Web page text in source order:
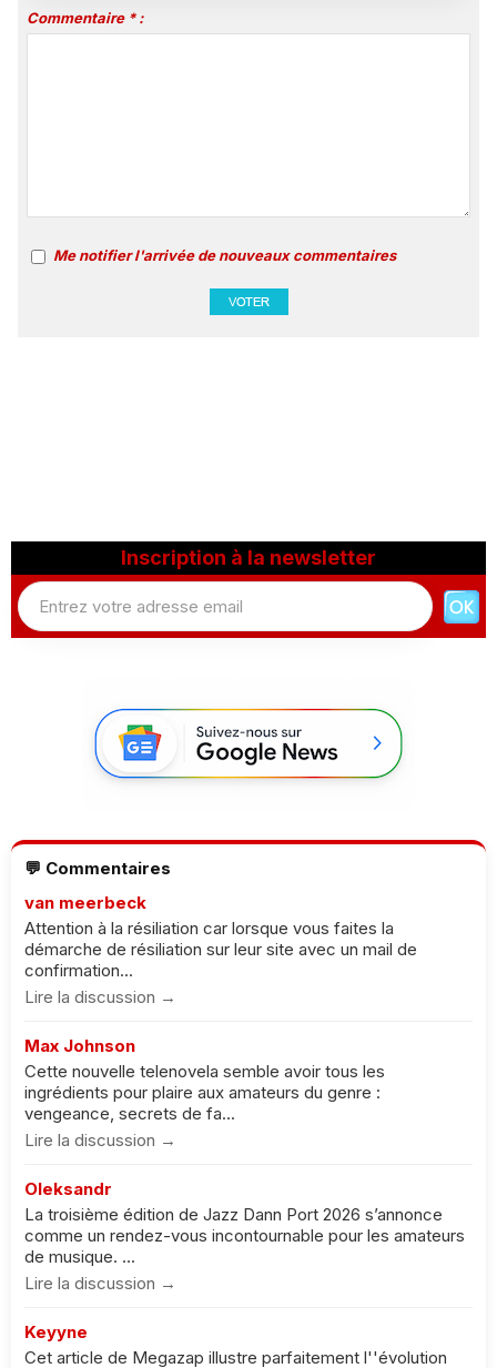
Commentaire * :
Me notifier l'arrivée de nouveaux commentaires
Inscription à la newsletter
💬 Commentaires
van meerbeck
Attention à la résiliation car lorsque vous faites la
démarche de résiliation sur leur site avec un mail de
confirmation...
Lire la discussion →
Max Johnson
Cette nouvelle telenovela semble avoir tous les
ingrédients pour plaire aux amateurs du genre :
vengeance, secrets de fa...
Lire la discussion →
Oleksandr
La troisième édition de Jazz Dann Port 2026 s’annonce
comme un rendez-vous incontournable pour les amateurs
de musique. ...
Lire la discussion →
Keyyne
Cet article de Megazap illustre parfaitement l''évolution